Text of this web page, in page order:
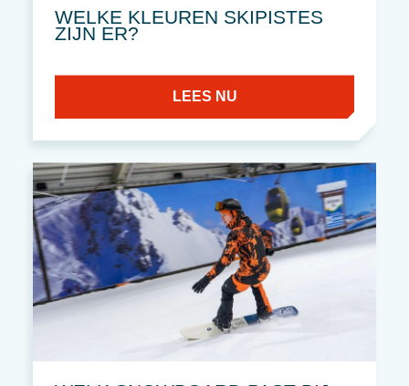
WELKE KLEUREN SKIPISTES
ZIJN ER?
LEES NU